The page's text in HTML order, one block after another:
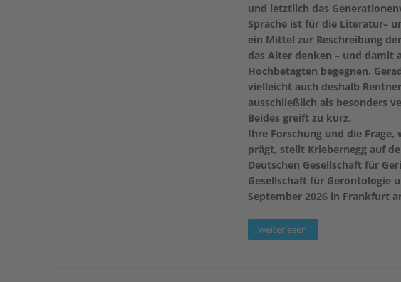
und letztlich das
Sprache ist für die Literatur–
ein Mittel zur Beschreibung
das Alter denken – und damit
Hochbetagten begegnen.
vielleicht auch deshalb
ausschließlich als besonders
Beides greift zu kurz.
Ihre Forschung und die Frage,
prägt, stellt Kriebernegg auf
Deutschen Gesellschaft für
Gesellschaft für Gerontologie
September 2026 in Frankfurt
weiterlesen